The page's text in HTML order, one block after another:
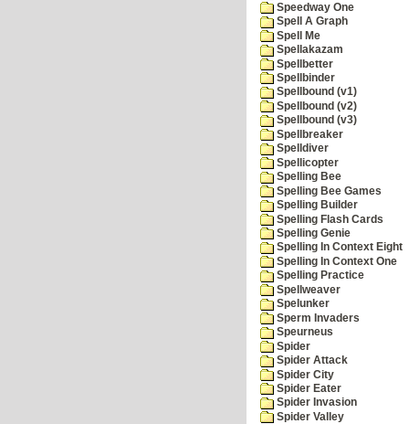
Speedway One
Spell A Graph
Spell Me
Spellakazam
Spellbetter
Spellbinder
Spellbound (v1)
Spellbound (v2)
Spellbound (v3)
Spellbreaker
Spelldiver
Spellicopter
Spelling Bee
Spelling Bee Games
Spelling Builder
Spelling Flash Cards
Spelling Genie
Spelling In Context Eight
Spelling In Context One
Spelling Practice
Spellweaver
Spelunker
Sperm Invaders
Speurneus
Spider
Spider Attack
Spider City
Spider Eater
Spider Invasion
Spider Valley